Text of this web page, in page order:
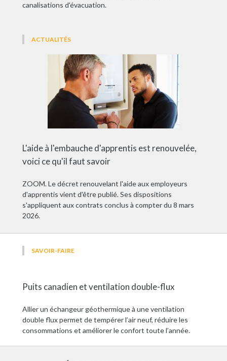
canalisations d'évacuation.
ACTUALITÉS
L'aide à l'embauche d'apprentis est renouvelée,
voici ce qu'il faut savoir
ZOOM. Le décret renouvelant l'aide aux employeurs
d'apprentis vient d'être publié. Ses dispositions
s'appliquent aux contrats conclus à compter du 8 mars
2026.
SAVOIR-FAIRE
Puits canadien et ventilation double-flux
Allier un échangeur géothermique à une ventilation
double flux permet de tempérer l’air neuf, réduire les
consommations et améliorer le confort toute l’année.